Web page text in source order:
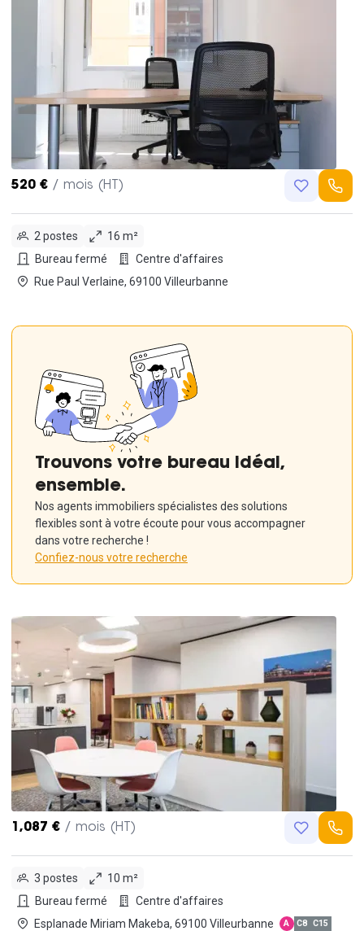
520 € / mois (HT)
2 postes
16 m²
Bureau fermé
Centre d'affaires
Rue Paul Verlaine, 69100 Villeurbanne
Trouvons votre bureau idéal,
ensemble.
Nos agents immobiliers spécialistes des solutions
flexibles sont à votre écoute pour vous accompagner
dans votre recherche !
Confiez-nous votre recherche
1,087 € / mois (HT)
3 postes
10 m²
Bureau fermé
Centre d'affaires
Esplanade Miriam Makeba, 69100 Villeurbanne
A C8 C15